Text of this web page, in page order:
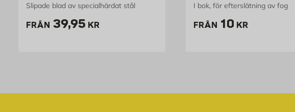
Slipade blad av specialhärdat stål
FRÅN Pris 39.95 kr
39,95 KR
I bok, för efterslätning av fog
FRÅN Pris 10 kr
10 KR